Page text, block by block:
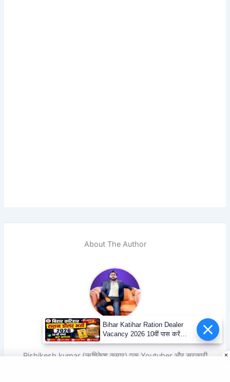
About The Author
Rishikesh kumar
Rishikesh kumar (ऋषिकेश कुमार) एक Youtuber और सरकारी
Bihar Katihar Ration Dealer
Vacancy 2026 10वीं पास करें
आवेदन